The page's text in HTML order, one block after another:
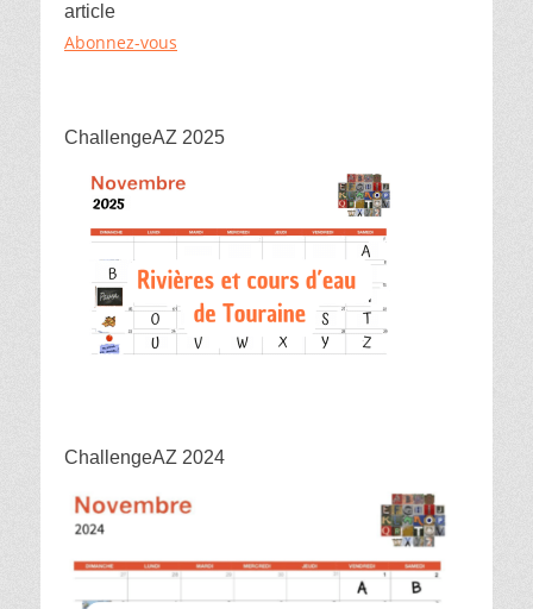
article
Abonnez-vous
ChallengeAZ 2025
ChallengeAZ 2024